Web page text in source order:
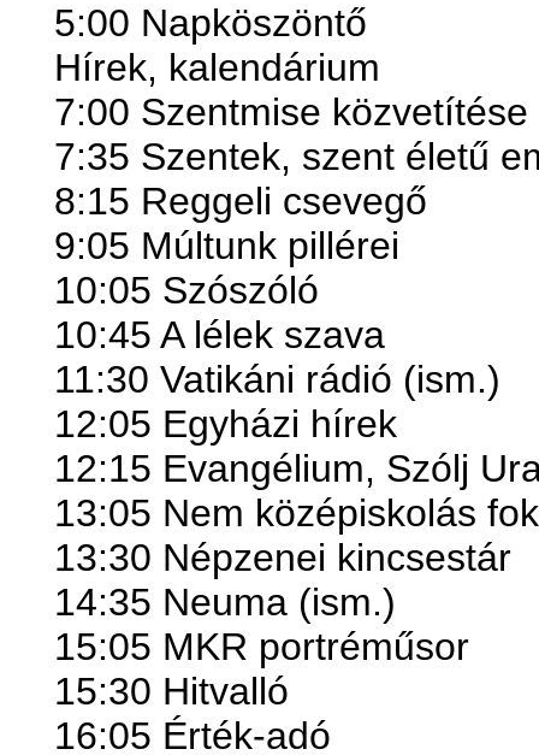
5:00 Napköszöntő
Hírek, kalendárium
7:00 Szentmise közvetítése
7:35 Szentek, szent életű
8:15 Reggeli csevegő
9:05 Múltunk pillérei
10:05 Szószóló
10:45 A lélek szava
11:30 Vatikáni rádió (ism.)
12:05 Egyházi hírek
12:15 Evangélium, Szólj
13:05 Nem középiskolás
13:30 Népzenei kincsestár
14:35 Neuma (ism.)
15:05 MKR portréműsor
15:30 Hitvalló
16:05 Érték-adó